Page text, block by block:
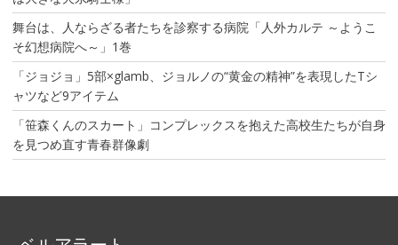
舞台は、人ならざる者たちを診察する病院「人外カルテ ～ようこ
そ幻想病院へ～」1巻
「ジョジョ」5部×glamb、ジョルノの“黄金の精神”を表現したTシ
ャツなど9アイテム
「笹森くんのスカート」コンプレックスを抱えた高校生たちが自身
を見つめ直す青春群像劇